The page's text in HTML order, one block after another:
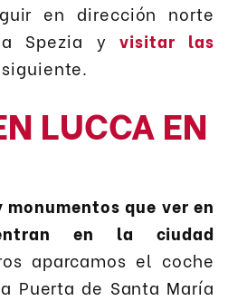
en dirección norte
Spezia yvisitar las
LUCCA EN
que ver en
en la ciudad
aparcamos el coche
Puerta de Santa María